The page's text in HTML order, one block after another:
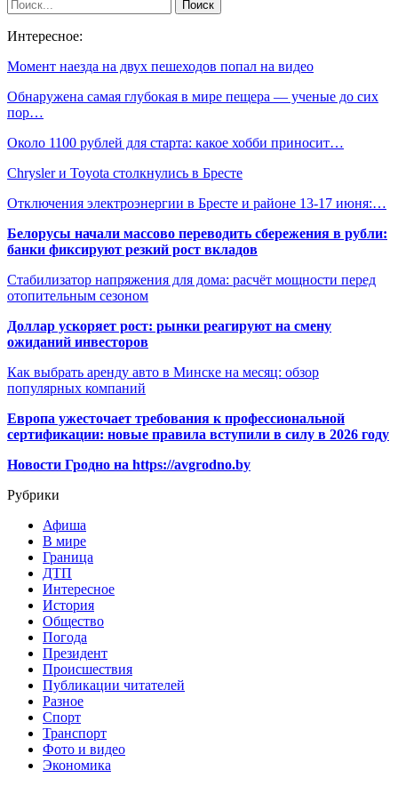
Интересное:
Момент наезда на двух пешеходов попал на видео
Обнаружена самая глубокая в мире пещера — ученые до сих
пор…
Около 1100 рублей для старта: какое хобби приносит…
Chrysler и Toyota столкнулись в Бресте
Отключения электроэнергии в Бресте и районе 13-17 июня:…
Белорусы начали массово переводить сбережения в рубли:
банки фиксируют резкий рост вкладов
Стабилизатор напряжения для дома: расчёт мощности перед
отопительным сезоном
Доллар ускоряет рост: рынки реагируют на смену
ожиданий инвесторов
Как выбрать аренду авто в Минске на месяц: обзор
популярных компаний
Европа ужесточает требования к профессиональной
сертификации: новые правила вступили в силу в 2026 году
Новости Гродно на https://avgrodno.by
Рубрики
Афиша
В мире
Граница
ДТП
Интересное
История
Общество
Погода
Президент
Происшествия
Публикации читателей
Разное
Спорт
Транспорт
Фото и видео
Экономика